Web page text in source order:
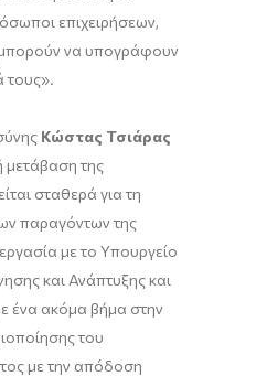
επιχειρήσεων,
μπορούν να υπογράφουν
τους».
Κώστας Τσιάρας
της
σταθερά για τη
παραγόντων της
με το Υπουργείο
και Ανάπτυξης και
ένα ακόμα βήμα στην
του
με την απόδοση